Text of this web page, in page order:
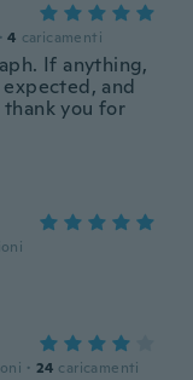
· 4 caricamenti
If anything,
and
thank you for
· 24 caricamenti